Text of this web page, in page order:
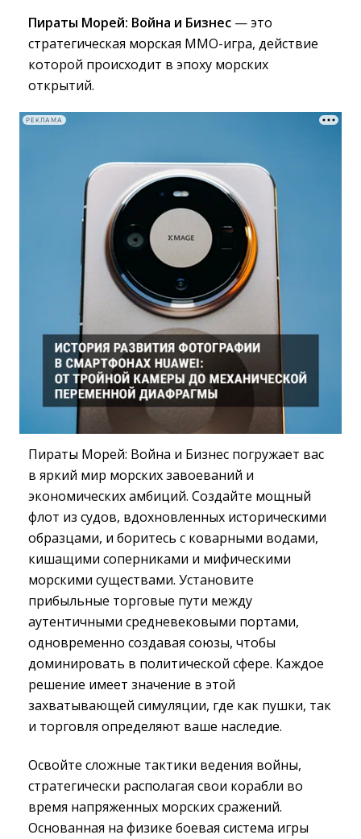
Пираты Морей: Война и Бизнес — это
стратегическая морская MMO-игра, действие
которой происходит в эпоху морских
открытий.
РЕКЛАМА
Пираты Морей: Война и Бизнес погружает вас
в яркий мир морских завоеваний и
экономических амбиций. Создайте мощный
флот из судов, вдохновленных историческими
образцами, и боритесь с коварными водами,
кишащими соперниками и мифическими
морскими существами. Установите
прибыльные торговые пути между
аутентичными средневековыми портами,
одновременно создавая союзы, чтобы
доминировать в политической сфере. Каждое
решение имеет значение в этой
захватывающей симуляции, где как пушки, так
и торговля определяют ваше наследие.
Освойте сложные тактики ведения войны,
стратегически располагая свои корабли во
время напряженных морских сражений.
Основанная на физике боевая система игры